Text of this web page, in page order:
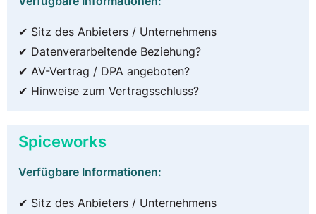
✔ Sitz des Anbieters / Unternehmens
✔ Datenverarbeitende Beziehung?
✔ AV-Vertrag / DPA angeboten?
✔ Hinweise zum Vertragsschluss?
Spiceworks
Verfügbare Informationen:
✔ Sitz des Anbieters / Unternehmens